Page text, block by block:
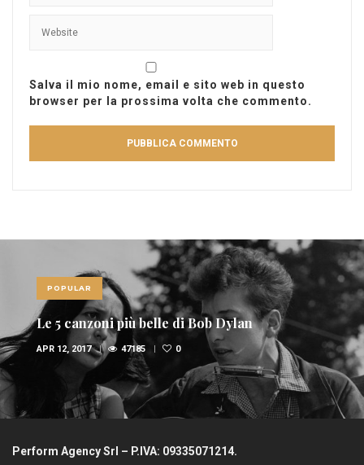
Salva il mio nome, email e sito web in questo
browser per la prossima volta che commento.
POPULAR
Le 5 canzoni più belle di Bob Dylan
APR 12, 2017 47185 0
Perform Agency Srl – P.IVA: 09335071214.